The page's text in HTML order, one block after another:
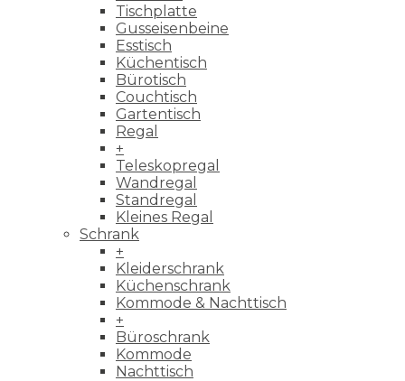
Tischplatte
Gusseisenbeine
Esstisch
Küchentisch
Bürotisch
Couchtisch
Gartentisch
Regal
+
Teleskopregal
Wandregal
Standregal
Kleines Regal
Schrank
+
Kleiderschrank
Küchenschrank
Kommode & Nachttisch
+
Büroschrank
Kommode
Nachttisch